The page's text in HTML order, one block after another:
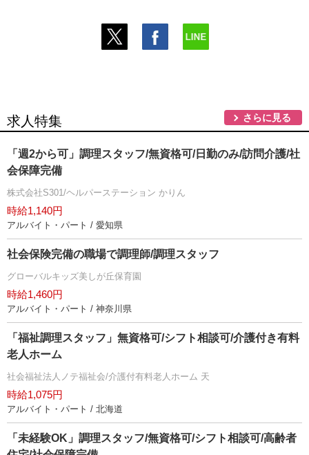
求人特集 さらに見る
「週2から可」調理スタッフ/無資格可/日勤のみ/訪問介護/社
会保障完備
株式会社S301/ヘルパーステーション かりん
時給1,140円
アルバイト・パート / 愛知県
社会保険完備の職場で調理師/調理スタッフ
グローバルキッズ美しが丘保育園
時給1,460円
アルバイト・パート / 神奈川県
「福祉調理スタッフ」無資格可/シフト相談可/介護付き有料
老人ホーム
社会福祉法人ノテ福祉会/介護付有料老人ホーム 天
時給1,075円
アルバイト・パート / 北海道
「未経験OK」調理スタッフ/無資格可/シフト相談可/高齢者